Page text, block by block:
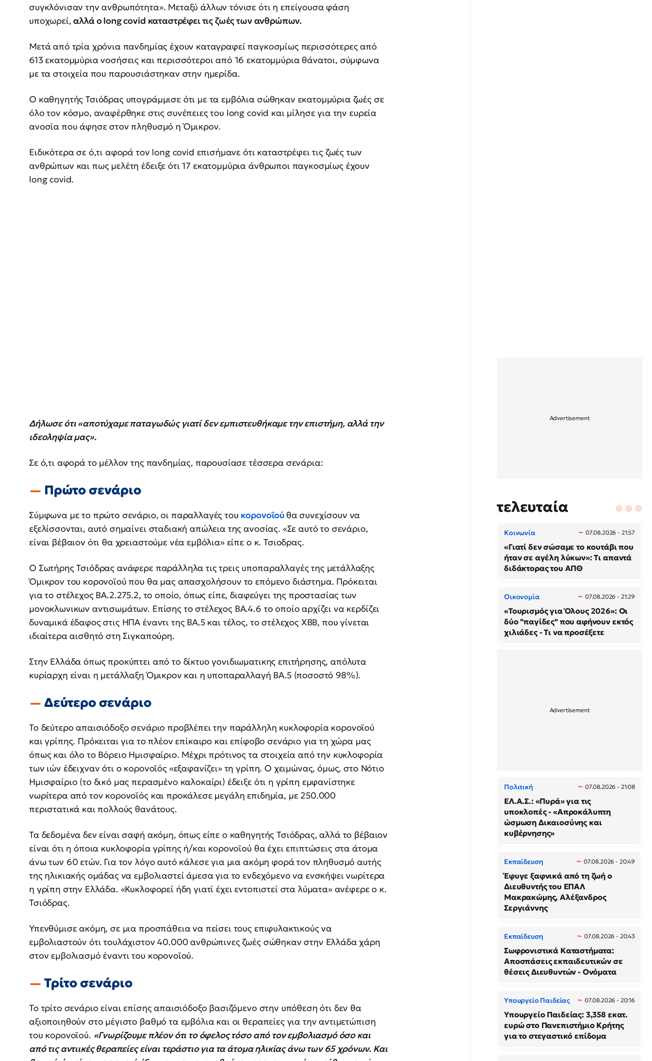
συγκλόνισαν την ανθρωπότητα». Μεταξύ άλλων τόνισε ότι η επείγουσα φάση
υποχωρεί,αλλά ο long covid καταστρέφει τις ζωές των ανθρώπων.
Μετά από τρία χρόνια πανδημίας έχουν καταγραφεί παγκοσμίως περισσότερες από
613 εκατομμύρια νοσήσεις και περισσότεροι από 16 εκατομμύρια θάνατοι, σύμφωνα
με τα στοιχεία που παρουσιάστηκαν στην ημερίδα.
Ο καθηγητής Τσιόδρας υπογράμμισε ότι με τα εμβόλια σώθηκαν εκατομμύρια ζωές σε
όλο τον κόσμο, αναφέρθηκε στις συνέπειες του long covid και μίλησε για την ευρεία
ανοσία που άφησε στον πληθυσμό η Όμικρον.
Ειδικότερα σε ό,τι αφορά τον long covid επισήμανε ότι καταστρέφει τις ζωές των
ανθρώπων και πως μελέτη έδειξε ότι 17 εκατομμύρια άνθρωποι παγκοσμίως έχουν
long covid.
Δήλωσε ότι «αποτύχαμε παταγωδώς γιατί δεν εμπιστευθήκαμε την επιστήμη, αλλά την
ιδεοληψία μας».
Σε ό,τι αφορά το μέλλον της πανδημίας, παρουσίασε τέσσερα σενάρια:
Πρώτο σενάριο
Σύμφωνα με το πρώτο σενάριο, οι παραλλαγές του κορονοϊού θα συνεχίσουν να
εξελίσσονται, αυτό σημαίνει σταδιακή απώλεια της ανοσίας. «Σε αυτό το σενάριο,
είναι βέβαιον ότι θα χρειαστούμε νέα εμβόλια» είπε ο κ. Τσιοδρας.
Ο Σωτήρης Τσιόδρας ανάφερε παράλληλα τις τρεις υποπαραλλαγές της μετάλλαξης
Όμικρον του κορονοϊού που θα μας απασχολήσουν το επόμενο διάστημα. Πρόκειται
για το στέλεχος ΒΑ.2.275.2, το οποίο, όπως είπε, διαφεύγει της προστασίας των
μονοκλωνικων αντισωμάτων. Επίσης το στέλεχος ΒΑ.4.6 το οποίο αρχίζει να κερδίζει
δυναμικά έδαφος στις ΗΠΑ έναντι της ΒΑ.5 και τέλος, το στέλεχος ΧΒΒ, που γίνεται
ιδιαίτερα αισθητό στη Σιγκαπούρη.
Στην Ελλάδα όπως προκύπτει από το δίκτυο γονιδιωματικης επιτήρησης, απόλυτα
κυρίαρχη είναι η μετάλλαξη Όμικρον και η υποπαραλλαγή ΒΑ.5 (ποσοστό 98%).
Δεύτερο σενάριο
Το δεύτερο απαισιόδοξο σενάριο προβλέπει την παράλληλη κυκλοφορία κορονοϊού
και γρίπης. Πρόκειται για το πλέον επίκαιρο και επίφοβο σενάριο για τη χώρα μας
όπως και όλο το Βόρειο Ημισφαίριο. Μέχρι πρότινος τα στοιχεία από την κυκλοφορία
των ιών έδειχναν ότι ο κορονοϊός «εξαφανίζει» τη γρίπη. Ο χειμώνας, όμως, στο Νότιο
Ημισφαίριο (το δικό μας περασμένο καλοκαίρι) έδειξε ότι η γρίπη εμφανίστηκε
νωρίτερα από τον κορονοϊός και προκάλεσε μεγάλη επιδημία, με 250.000
περιστατικά και πολλούς θανάτους.
Τα δεδομένα δεν είναι σαφή ακόμη, όπως είπε ο καθηγητής Τσιόδρας, αλλά το βέβαιον
είναι ότι η όποια κυκλοφορία γρίπης ή/και κορονοϊού θα έχει επιπτώσεις στα άτομα
άνω των 60 ετών. Για τον λόγο αυτό κάλεσε για μια ακόμη φορά τον πληθυσμό αυτής
της ηλικιακής ομάδας να εμβολιαστεί άμεσα για το ενδεχόμενο να ενσκήψει νωρίτερα
η γρίπη στην Ελλάδα. «Κυκλοφορεί ήδη γιατί έχει εντοπιστεί στα λύματα» ανέφερε ο κ.
Τσιόδρας.
Υπενθύμισε ακόμη, σε μια προσπάθεια να πείσει τους επιφυλακτικούς να
εμβολιαστούν ότι τουλάχιστον 40.000 ανθρώπινες ζωές σώθηκαν στην Ελλάδα χάρη
στον εμβολιασμό έναντι του κορονοϊού.
Τρίτο σενάριο
Το τρίτο σενάριο είναι επίσης απαισιόδοξο βασιζόμενο στην υπόθεση ότι δεν θα
αξιοποιηθούν στο μέγιστο βαθμό τα εμβόλια και οι θεραπείες για την αντιμετώπιση
του κορονοϊού. «Γνωρίζουμε πλέον ότι το όφελος τόσο από τον εμβολιασμό όσο και
από τις αντιικές θεραπείες είναι τεράστιο για τα άτομα ηλικίας άνω των 65 χρόνων. Και
τελευταία
Κοινωνία 07.08.2026 - 21:57
«Γιατί δεν σώσαμε το κουτάβι που
ήταν σε αγέλη λύκων»: Τι απαντά
διδάκτορας του ΑΠΘ
Οικονομία 07.08.2026 - 21:29
«Τουρισμός για Όλους 2026»: Οι
δύο "παγίδες" που αφήνουν εκτός
χιλιάδες - Τι να προσέξετε
Πολιτική 07.08.2026 - 21:08
ΕΛ.Α.Σ.: «Πυρά» για τις
υποκλοπές - «Απροκάλυπτη
ώσμωση Δικαιοσύνης και
κυβέρνησης»
Εκπαίδευση 07.08.2026 - 20:49
Έφυγε ξαφνικά από τη ζωή ο
Διευθυντής του ΕΠΑΛ
Μακρακώμης, Αλέξανδρος
Σεργιάννης
Εκπαίδευση 07.08.2026 - 20:43
Σωφρονιστικά Καταστήματα:
Αποσπάσεις εκπαιδευτικών σε
θέσεις Διευθυντών - Ονόματα
Υπουργείο Παιδείας 07.08.2026 - 20:16
Υπουργείο Παιδείας: 3,358 εκατ.
ευρώ στο Πανεπιστήμιο Κρήτης
για το στεγαστικό επίδομα